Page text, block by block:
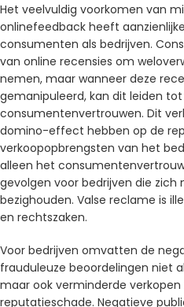
Het veelvuldig voorkomen van
onlinefeedback heeft
consumenten als bedrijven.
van online recensies om
nemen, maar wanneer deze
gemanipuleerd, kan dit leiden tot
consumentenvertrouwen. Dit
domino-effect hebben op de
verkoopopbrengsten van het
alleen het
gevolgen voor bedrijven die zich
bezighouden. Valse reclame is
en rechtszaken.
Voor bedrijven omvatten de
frauduleuze beoordelingen niet
maar ook verminderde verkopen
reputatieschade. Negatieve